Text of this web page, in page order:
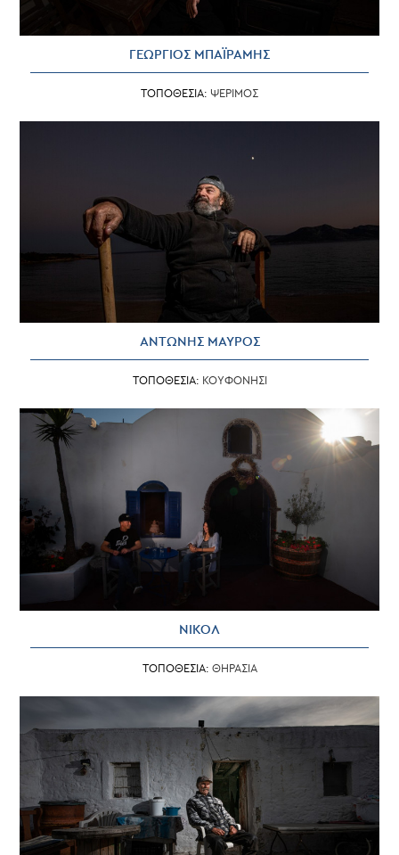
ΓΕΩΡΓΙΟΣ ΜΠΑΪΡΑΜΗΣ
ΤΟΠΟΘΕΣΙΑ: ΨΕΡΙΜΟΣ
ΑΝΤΩΝΗΣ ΜΑΥΡΟΣ
ΤΟΠΟΘΕΣΙΑ: ΚΟΥΦΟΝΗΣΙ
ΝΙΚΟΛ
ΤΟΠΟΘΕΣΙΑ: ΘΗΡΑΣΙΑ